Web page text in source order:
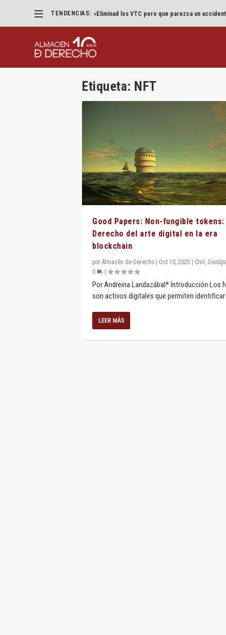
TENDENCIAS: «Eliminad los VTC pero que parezca un
Etiqueta: NFT
Good Papers: Non-fungible tokens:
Derecho del arte digital en la era
blockchain
por Almacén de Derecho Oct 10, 2025 Civil ,
0
Por Andreina Landazábal* Introducción Los
son activos digitales que permiten identificar
LEER MÁS